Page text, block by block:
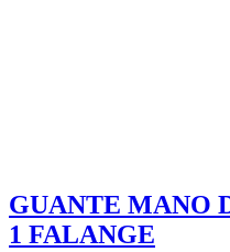
GUANTE MANO
1 FALANGE